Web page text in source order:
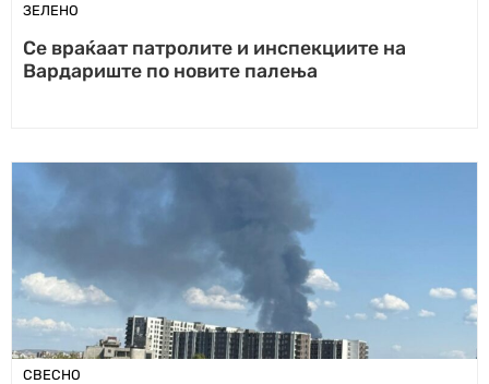
ЗЕЛЕНО
Се враќаат патролите и инспекциите на
Вардариште по новите палења
СВЕСНО